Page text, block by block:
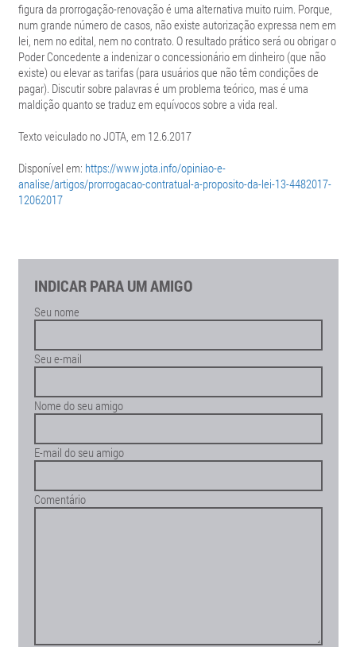
figura da prorrogação-renovação é uma alternativa muito ruim. Porque,
num grande número de casos, não existe autorização expressa nem em
lei, nem no edital, nem no contrato. O resultado prático será ou obrigar o
Poder Concedente a indenizar o concessionário em dinheiro (que não
existe) ou elevar as tarifas (para usuários que não têm condições de
pagar). Discutir sobre palavras é um problema teórico, mas é uma
maldição quanto se traduz em equívocos sobre a vida real.
Texto veiculado no JOTA, em 12.6.2017
Disponível em: https://www.jota.info/opiniao-e-
analise/artigos/prorrogacao-contratual-a-proposito-da-lei-13-4482017-
12062017
INDICAR PARA UM AMIGO
Seu nome
Seu e-mail
Nome do seu amigo
E-mail do seu amigo
Comentário